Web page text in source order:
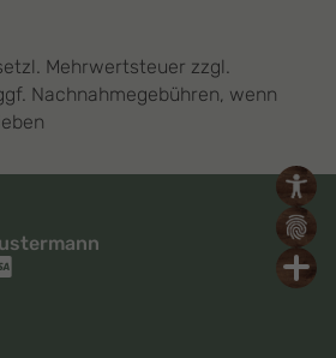
Mehrwertsteuer zzgl.
Nachnahmegebühren, wenn